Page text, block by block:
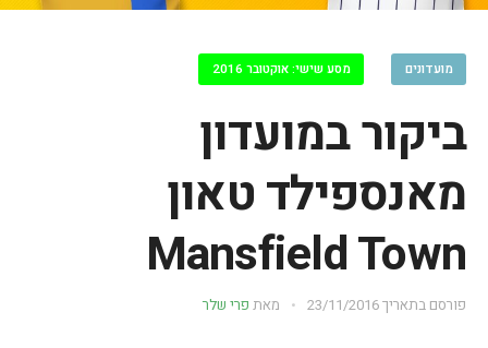
מועדונים מסע שישי: אוקטובר 2016
ביקור במועדון
מאנספילד טאון
Mansfield Town
פורסם בתאריך23/11/2016 מאת פרי שלר